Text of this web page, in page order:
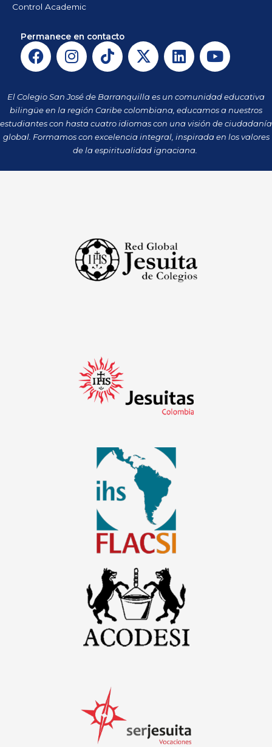
Control Academic
Permanece en contacto
F
a
e
b
o
o
I
n
t
a
g
r
a
m
T
i
t
o
k
X
-
w
i
t
t
e
r
L
i
k
e
d
i
n
Y
o
t
u
b
e
El Colegio San José de Barranquilla es un comunidad educativa
bilingüe en la región Caribe colombiana, educamos a nuestros
estudiantes con hasta cuatro idiomas con una visión de ciudadanía
global. Formamos con excelencia integral, inspirada en los valores
de la espiritualidad ignaciana.